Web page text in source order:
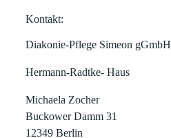
Kontakt:
Diakonie-Pflege Simeon gGmbH
Hermann-Radtke- Haus
Michaela Zocher
Buckower Damm 31
12349 Berlin